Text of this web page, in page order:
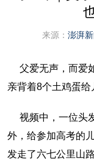
来源： 澎湃
父爱无声，而爱
亲背着8个土鸡蛋给
视频中，一位头
外，给参加高考的
发走了六七公里山